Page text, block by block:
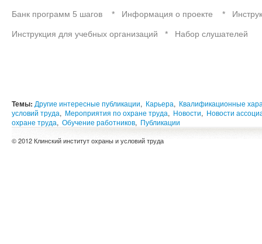
Банк программ 5 шагов * Информация о проекте *
Инструкция для учебных организаций * Набор слушателей
Темы: Другие интересные публикации, Карьера, Квалификационные
условий труда, Мероприятия по охране труда, Новости, Новости
охране труда, Обучение работников, Публикации
© 2012 Клинский институт охраны и условий труда